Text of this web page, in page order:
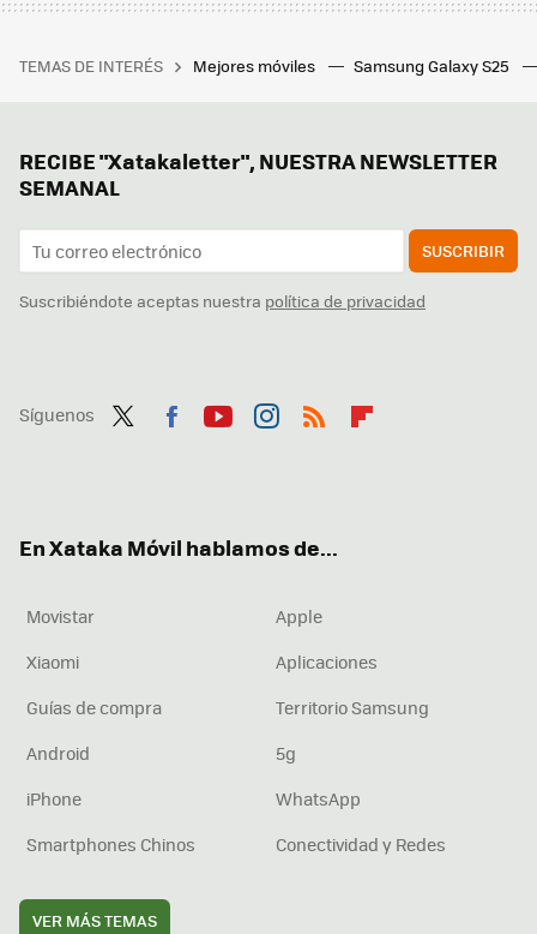
TEMAS DE INTERÉS Mejores móviles Samsung Galaxy S25
RECIBE "Xatakaletter", NUESTRA NEWSLETTER
SEMANAL
SUSCRIBIR
Suscribiéndote aceptas nuestra política de privacidad
Síguenos
En Xataka Móvil hablamos de...
Movistar
Apple
Xiaomi
Aplicaciones
Guías de compra
Territorio Samsung
Android
5g
iPhone
WhatsApp
Smartphones Chinos
Conectividad y Redes
VER MÁS TEMAS